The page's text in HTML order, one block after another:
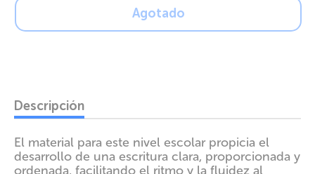
Agotado
Descripción
El material para este nivel escolar propicia el
desarrollo de una escritura clara, proporcionada y
ordenada, facilitando el ritmo y la fluidez al